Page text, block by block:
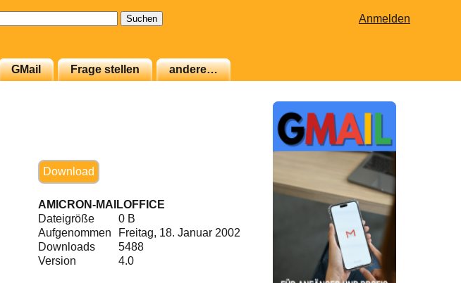
Anmelden
GMail Frage stellen andere…
Download
AMICRON-MAILOFFICE
Dateigröße
0 B
Aufgenommen
Freitag, 18. Januar 2002
Downloads
5488
Version
4.0